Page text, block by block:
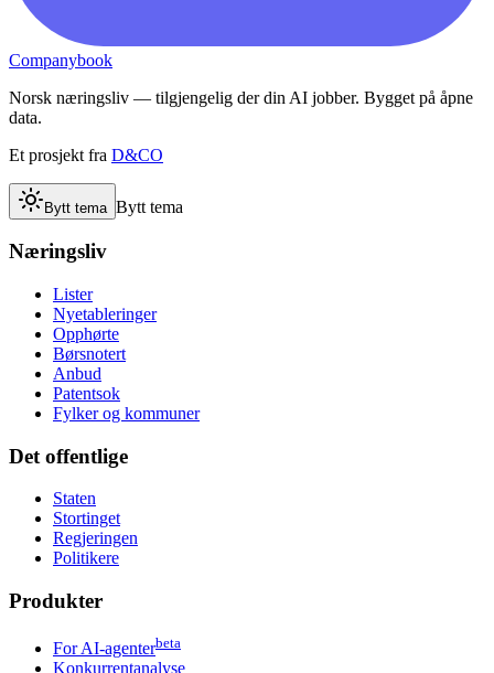
Companybook
Norsk næringsliv — tilgjengelig der din AI jobber. Bygget på åpne
data.
Et prosjekt fra D&CO
Bytt tema Bytt tema
Næringsliv
Lister
Nyetableringer
Opphørte
Børsnotert
Anbud
Patentsok
Fylker og kommuner
Det offentlige
Staten
Stortinget
Regjeringen
Politikere
Produkter
For AI-agenterbeta
Konkurrentanalyse